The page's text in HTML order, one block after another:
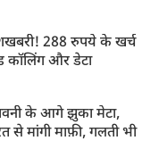
288 रुपये के खर्च
कॉलिंग और डेटा
के आगे झुका मेटा,
से मांगी माफ़ी, गलती भी